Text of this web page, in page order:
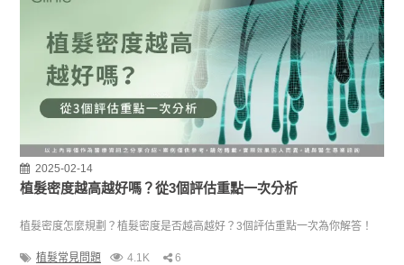
2025-02-14
植髮密度越高越好嗎？從3個評估重點一次分析
植髮密度怎麼規劃？植髮密度是否越高越好？3個評估重點一次為你解答！
植髮常見問題 4.1K
6